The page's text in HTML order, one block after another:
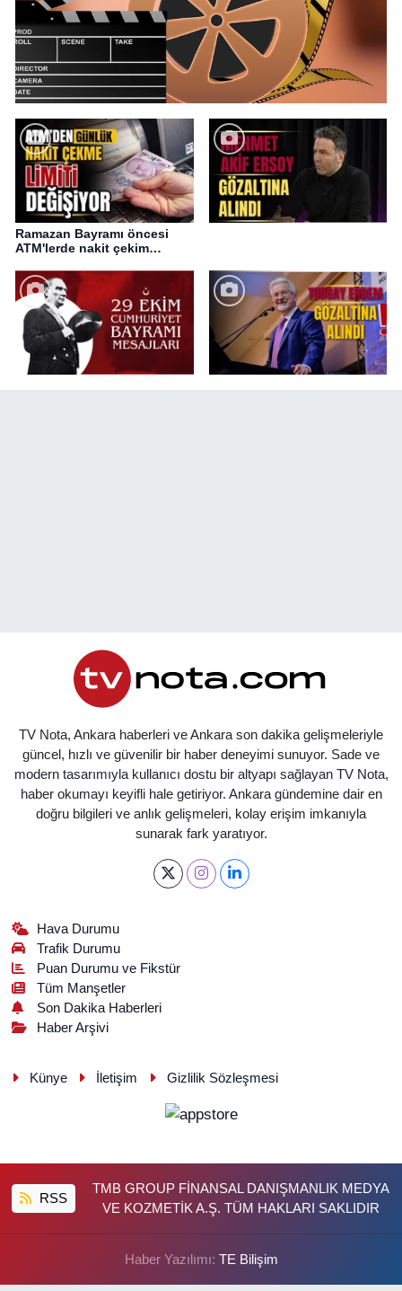
Ramazan Bayramı öncesi
ATM'lerde nakit çekim
TV Nota, Ankara haberleri ve Ankara son dakika gelişmeleriyle
güncel, hızlı ve güvenilir bir haber deneyimi sunuyor. Sade ve
modern tasarımıyla kullanıcı dostu bir altyapı sağlayan TV Nota,
haber okumayı keyifli hale getiriyor. Ankara gündemine dair en
doğru bilgileri ve anlık gelişmeleri, kolay erişim imkanıyla
sunarak fark yaratıyor.
Hava Durumu
Trafik Durumu
Puan Durumu ve Fikstür
Tüm Manşetler
Son Dakika Haberleri
Haber Arşivi
Künye İletişim Gizlilik Sözleşmesi
RSS
TMB GROUP FİNANSAL DANIŞMANLIK MEDYA
VE KOZMETİK A.Ş. TÜM HAKLARI SAKLIDIR
Haber Yazılımı: TE Bilişim